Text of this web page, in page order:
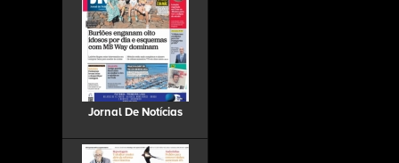
Jornal De Notícias